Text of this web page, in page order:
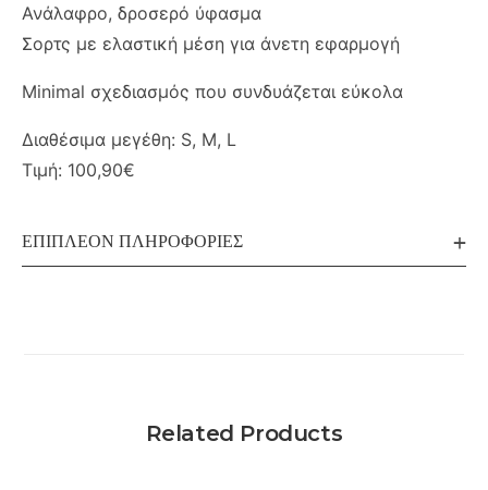
Ανάλαφρο, δροσερό ύφασμα
Σορτς με ελαστική μέση για άνετη εφαρμογή
Minimal σχεδιασμός που συνδυάζεται εύκολα
Διαθέσιμα μεγέθη: S, M, L
Τιμή: 100,90€
ΕΠΙΠΛΈΟΝ ΠΛΗΡΟΦΟΡΊΕΣ
Related Products